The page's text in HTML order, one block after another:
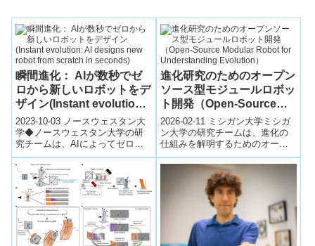
瞬間進化： AIが数秒でゼ
ロから新しいロボットをデ
ザイン(Instant evolution:
AI designs new robot
from scratch in seconds)
2023-10-03 ノースウェスタン大
学◆ノースウェスタン大学の研
究チームは、AIによってゼロか
らロボットを設計する能力を開
発しました。このAIはわずか数
秒で...
進化研究のためのオープン
ソース型モジュールロボッ
ト開発（Open-Source
Modular Robot for
Understanding
Evolution）
2026-02-11 ミシガン大学ミシガ
ン大学の研究チームは、進化の
仕組みを解明するためのオープ
ンソース型モジュールロボット
を開発した。複数の可動ユニッ